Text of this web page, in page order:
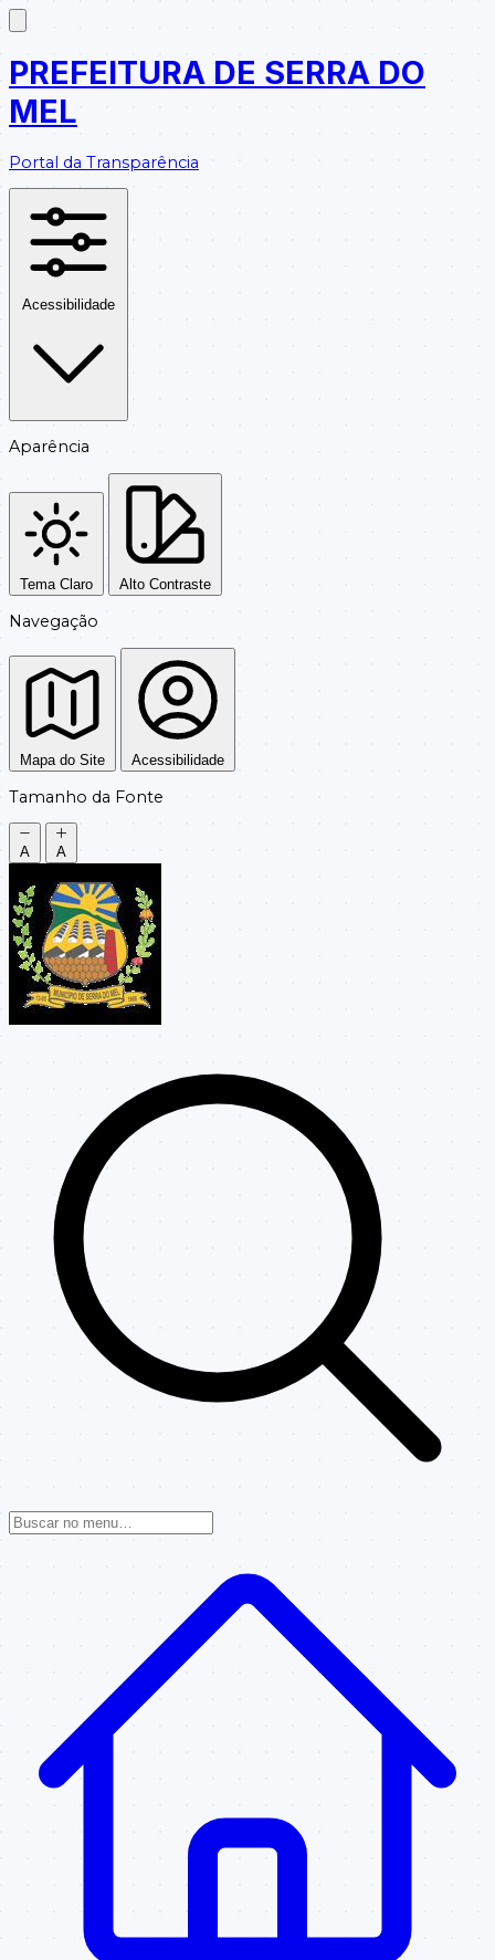
PREFEITURA DE SERRA DO
MEL
Portal da Transparência
Acessibilidade
Aparência
Tema Claro Alto Contraste
Navegação
Mapa do Site Acessibilidade
Tamanho da Fonte
A A